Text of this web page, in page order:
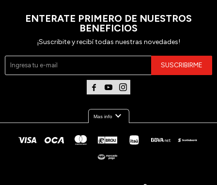
ENTERATE PRIMERO DE NUESTROS
BENEFICIOS
¡Suscribite y recibí todas nuestras novedades!
SUSCRIBIRME
  
Mas infoexpand_more